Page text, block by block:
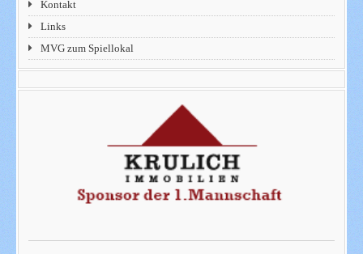
Kontakt
Links
MVG zum Spiellokal